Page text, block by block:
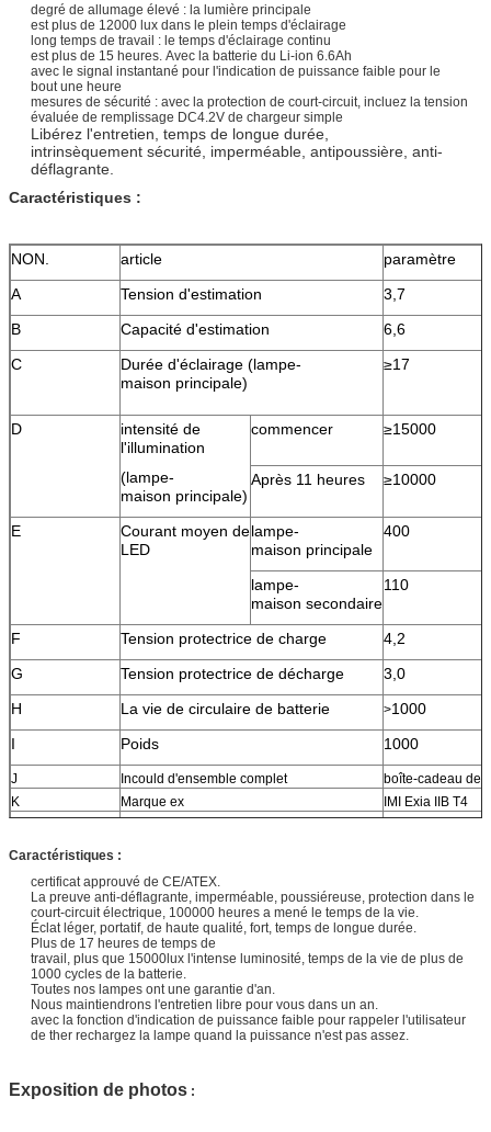
degré de allumage élevé : la lumière principale
est plus de 12000 lux dans le plein temps d'éclairage
long temps de travail : le temps d'éclairage continu
est plus de 15 heures. Avec la batterie du Li-ion 6.6Ah
avec le signal instantané pour l'indication de puissance faible pour le
bout une heure
mesures de sécurité : avec la protection de court-circuit, incluez la tension
évaluée de remplissage DC4.2V de chargeur simple
Libérez l'entretien, temps de longue durée,
intrinsèquement sécurité, imperméable, antipoussière, anti-
déflagrante.
Caractéristiques :
NON. article
paramètre
A
Tension d'estimation
3,7
B
Capacité d'estimation
6,6
C
Durée d'éclairage (lampe-
maison principale)
≥17
D
intensité de
l'illumination
(lampe-
maison principale)
commencer ≥15000
Après 11 heures ≥10000
E
Courant moyen de
LED
lampe-
maison principale
400
lampe-
maison secondaire
110
F Tension protectrice de charge
4,2
G
Tension protectrice de décharge
3,0
H
La vie de circulaire de batterie >1000
I
Poids 1000
J Incould d'ensemble complet
boîte-cadeau de
K
Marque ex
IMI Exia IIB T4
Caractéristiques :
certificat approuvé de CE/ATEX.
La preuve anti-déflagrante, imperméable, poussiéreuse, protection dans le
court-circuit électrique, 100000 heures a mené le temps de la vie.
Éclat léger, portatif, de haute qualité, fort, temps de longue durée.
Plus de 17 heures de temps de
travail, plus que 15000lux l'intense luminosité, temps de la vie de plus de
1000 cycles de la batterie.
Toutes nos lampes ont une garantie d'an.
Nous maintiendrons l'entretien libre pour vous dans un an.
avec la fonction d'indication de puissance faible pour rappeler l'utilisateur
de ther rechargez la lampe quand la puissance n'est pas assez.
Exposition de photos :